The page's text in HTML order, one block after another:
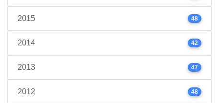
2015 48
2014 42
2013 47
2012 48